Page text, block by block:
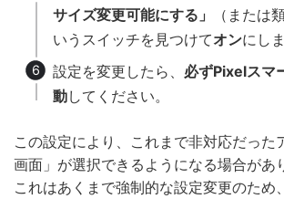
サイズ変更可能にする」
（または
いうスイッチを見つけてオンにし
設定を変更したら、 必ずPixelスマ
動してください。
この設定により、これまで非対応だった
画面」が選択できるようになる場合があ
これはあくまで強制的な設定変更のため